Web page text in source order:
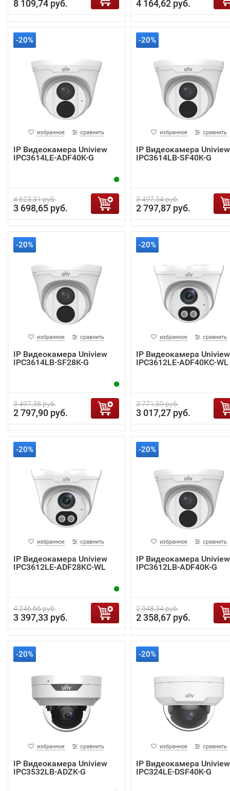
8 109,74 руб. 4 164,62 руб.
-20%
избранное сравнить
IP Видеокамера Uniview
IPC3614LE-ADF40K-G
4 623,31 руб.
3 698,65 руб.
-20%
избранное сравнить
IP Видеокамера Uniview
IPC3614LB-SF40K-G
3 497,34 руб.
2 797,87 руб.
-20%
избранное сравнить
IP Видеокамера Uniview
IPC3614LB-SF28K-G
3 497,38 руб.
2 797,90 руб.
-20%
избранное сравнить
IP Видеокамера Uniview
IPC3612LE-ADF40KC-WL
3 771,59 руб.
3 017,27 руб.
-20%
избранное сравнить
IP Видеокамера Uniview
IPC3612LE-ADF28KC-WL
4 246,66 руб.
3 397,33 руб.
-20%
избранное сравнить
IP Видеокамера Uniview
IPC3612LB-ADF40K-G
2 948,34 руб.
2 358,67 руб.
-20%
избранное сравнить
IP Видеокамера Uniview
IPC3532LB-ADZK-G
-20%
избранное сравнить
IP Видеокамера Uniview
IPC324LE-DSF40K-G